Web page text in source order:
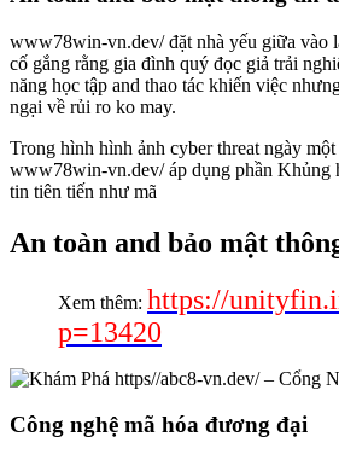
www78win-vn.dev/ đặt nhà yếu giữa vào
cố gắng rằng gia đình quý đọc giả trải
năng học tập and thao tác khiến việc
ngại về rủi ro ko may.
Trong hình hình ảnh cyber threat ngày
www78win-vn.dev/ áp dụng phần Khủng
tin tiên tiến như mã
An toàn and bảo mật
Xem thêm: https://
p=13420
Công nghệ mã hóa đương đại